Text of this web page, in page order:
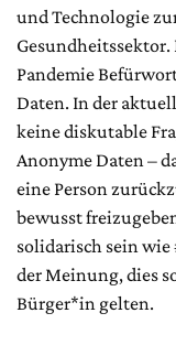
und Technologie
Gesundheitssektor.
Pandemie
Daten. In der
keine diskutable
Anonyme Daten –
eine Person
bewusst
solidarisch sein
der Meinung, dies
Bürger*in gelten.